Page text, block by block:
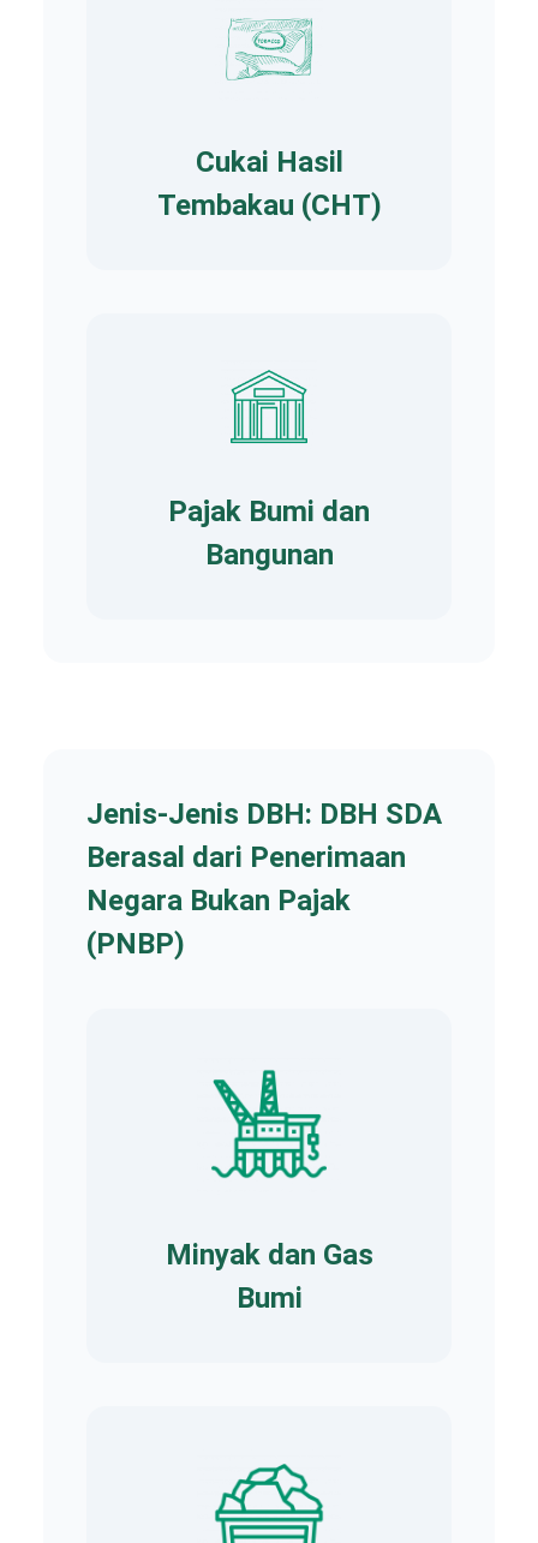
Cukai Hasil
Tembakau (CHT)
Pajak Bumi dan
Bangunan
Jenis-Jenis DBH: DBH SDA
Berasal dari Penerimaan
Negara Bukan Pajak
(PNBP)
Minyak dan Gas
Bumi